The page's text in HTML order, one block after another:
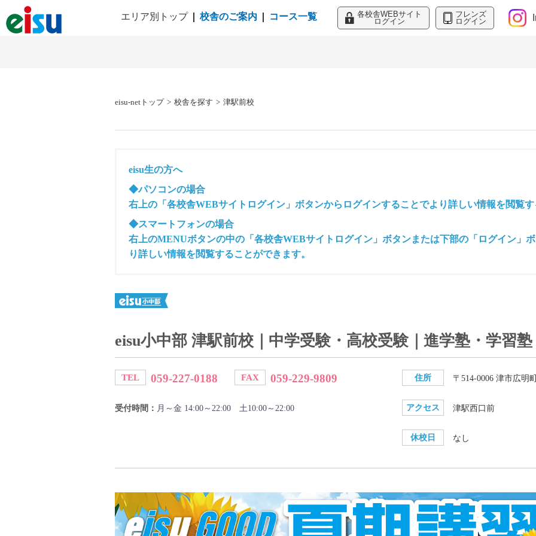
エリア別トップ 校舎のご案内 コース一覧
各校舎WEBサイト
ログイン
フレンズ
ログイン
eisu-netトップ > 校舎を探す > 津駅前校
eisu生の方へ
◆パソコンの場合
右上の「各校舎WEBサイトログイン」ボタンからログインすることでより詳しい情報を閲覧
◆スマートフォンの場合
右上のMENUボタンの中の「各校舎WEBサイトログイン」ボタンまたは下部の「ログイン」
り詳しい情報を閲覧することができます。
eisu小中部 津駅前校｜中学受験・高校受験｜進学塾・学習塾
TEL 059-227-0188 FAX 059-229-9809
受付時間： 月～金 14:00～22:00 土10:00～22:00
住所 〒514-0006 津市広明
アクセス 津駅西口前
休校日 なし